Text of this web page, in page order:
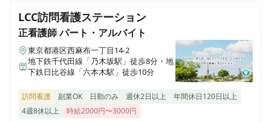
LCC訪問看護ステーション
正看護師パート・アルバイト
東京都港区西麻布一丁目14-2
地下鉄千代田線「乃木坂駅」徒歩8分・地
下鉄日比谷線「六本木駅」徒歩10分
訪問看護 副業OK 日勤のみ 週休2日以上
年間休日120日以上
4週8休以上
時給2000円〜3000円